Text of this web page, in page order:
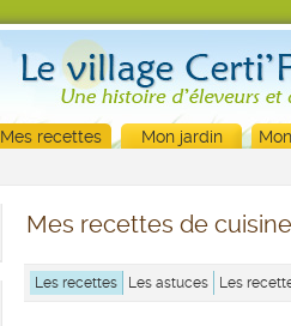
Mes recettes Mon jardin
Mes recettes de cuisine
Les recettes Les astuces Les